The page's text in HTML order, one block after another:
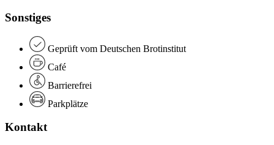
Sonstiges
Geprüft vom Deutschen Brotinstitut
Café
Barrierefrei
Parkplätze
Kontakt